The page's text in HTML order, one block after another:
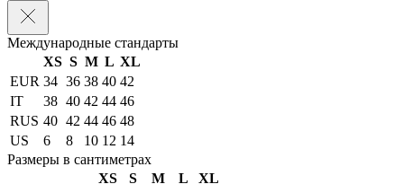
Международные стандарты
XS S M L XL
EUR 34 36 38 40 42
IT
38 40 42 44 46
RUS 40 42 44 46 48
US
6 8 10 12 14
Размеры в сантиметрах
XS
S M L
XL